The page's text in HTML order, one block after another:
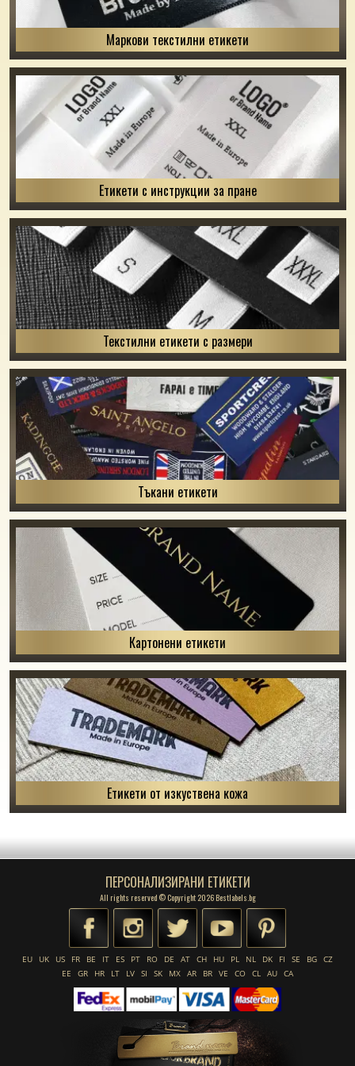
Маркови текстилни етикети
Етикети с инструкции за пране
Текстилни етикети с размери
Тъкани етикети
Картонени етикети
Етикети от изкуствена кожа
ПЕРСОНАЛИЗИРАНИ ЕТИКЕТИ
All rights reserved © Copyright 2026 Bestlabels.bg
EU UK US FR BE IT ES PT RO DE AT CH HU PL NL DK FI SE BG CZ
EE
GR HR LT LV SI SK MX AR BR VE CO CL AU CA